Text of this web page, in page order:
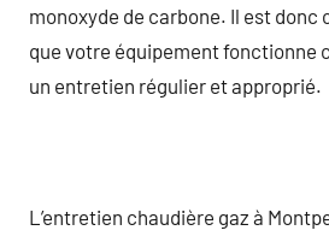
monoxyde de carbone. Il est donc
que votre équipement fonctionne
un entretien régulier et approprié.
L’entretien chaudière gaz à